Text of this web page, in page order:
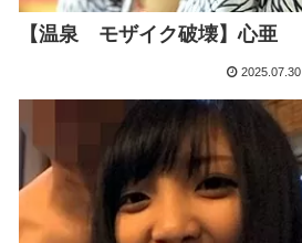
【温泉 モザイク破壊】心亜
2025.07.30